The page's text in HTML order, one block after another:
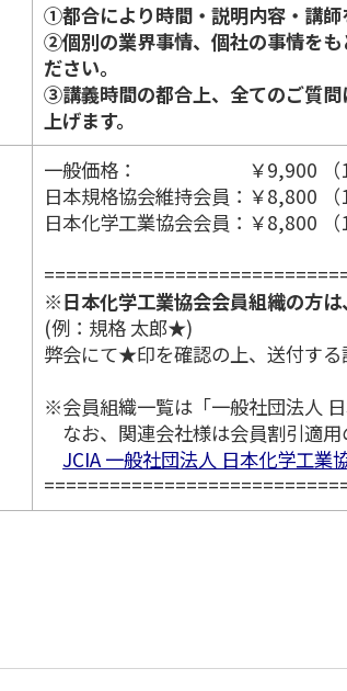
①都合により時間・説明内容・講師
②個別の業界事情、個社の事情をも
ださい。
③講義時間の都合上、全てのご質問
上げます。
一般価格： ￥9,900 （
日本規格協会維持会員：￥8,800 （
日本化学工業協会会員：￥8,800 （
※日本化学工業協会会員組織の方
(例：規格 太郎★)
弊会にて★印を確認の上、送付する
※会員組織一覧は「一般社団法人
なお、関連会社様は会員割引適用
JCIA 一般社団法人 日本化学工業